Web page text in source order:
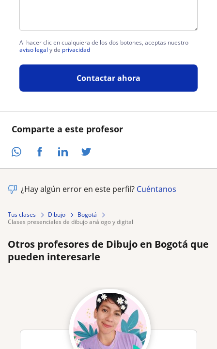
Comparte a este profesor
Al hacer clic en cualquiera de los dos botones, aceptas nuestro
aviso legal y de privacidad
Contactar ahora
¿Hay algún error en este perfil? Cuéntanos
Tus clases Dibujo
Bogotá
clases presenciales de dibujo análogo y digital
Otros profesores de Dibujo en Bogotá que
pueden interesarle